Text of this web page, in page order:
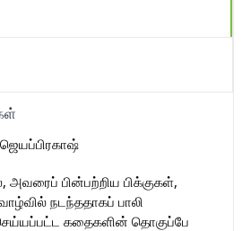
அவரைப் பின்பற்றிய பிக்குகள்,
நடந்ததாகப் பாலி
கதைகளின் தொகுப்பே